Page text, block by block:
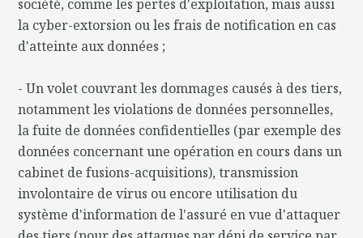
société, comme les pertes d'exploitation, mais aussi
la cyber-extorsion ou les frais de notification en cas
d'atteinte aux données ;
- Un volet couvrant les dommages causés à des tiers,
notamment les violations de données personnelles,
la fuite de données confidentielles (par exemple des
données concernant une opération en cours dans un
cabinet de fusions-acquisitions), transmission
involontaire de virus ou encore utilisation du
système d'information de l'assuré en vue d'attaquer